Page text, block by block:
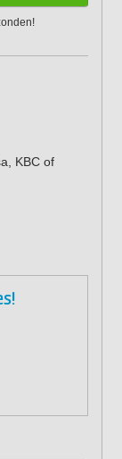
KBC of